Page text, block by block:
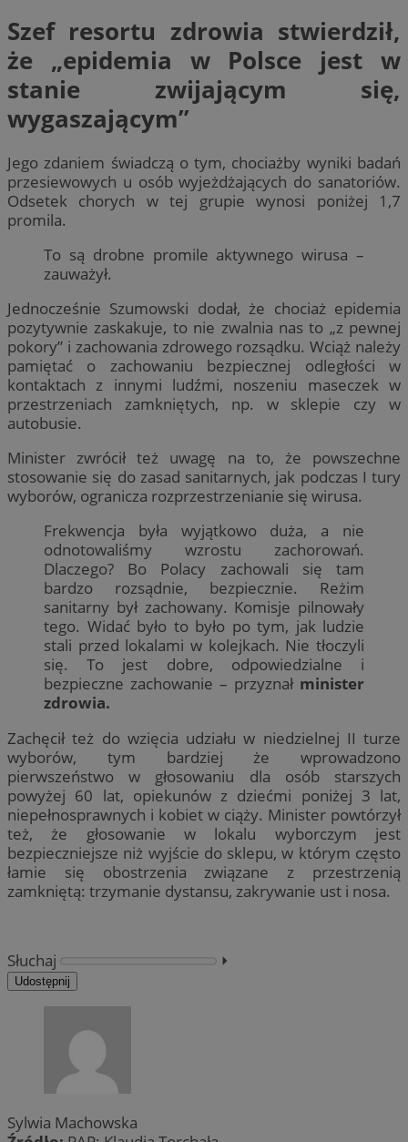
Szef resortu zdrowia stwierdził,
że „epidemia w Polsce jest w
stanie zwijającym się,
wygaszającym”
Jego zdaniem świadczą o tym, chociażby wyniki badań
przesiewowych u osób wyjeżdżających do sanatoriów.
Odsetek chorych w tej grupie wynosi poniżej 1,7
promila.
To są drobne promile aktywnego wirusa –
zauważył.
Jednocześnie Szumowski dodał, że chociaż epidemia
pozytywnie zaskakuje, to nie zwalnia nas to „z pewnej
pokory” i zachowania zdrowego rozsądku. Wciąż należy
pamiętać o zachowaniu bezpiecznej odległości w
kontaktach z innymi ludźmi, noszeniu maseczek w
przestrzeniach zamkniętych, np. w sklepie czy w
autobusie.
Minister zwrócił też uwagę na to, że powszechne
stosowanie się do zasad sanitarnych, jak podczas I tury
wyborów, ogranicza rozprzestrzenianie się wirusa.
Frekwencja była wyjątkowo duża, a nie
odnotowaliśmy wzrostu zachorowań.
Dlaczego? Bo Polacy zachowali się tam
bardzo rozsądnie, bezpiecznie. Reżim
sanitarny był zachowany. Komisje pilnowały
tego. Widać było to było po tym, jak ludzie
stali przed lokalami w kolejkach. Nie tłoczyli
się. To jest dobre, odpowiedzialne i
bezpieczne zachowanie – przyznał minister
zdrowia.
Zachęcił też do wzięcia udziału w niedzielnej II turze
wyborów, tym bardziej że wprowadzono
pierwszeństwo w głosowaniu dla osób starszych
powyżej 60 lat, opiekunów z dziećmi poniżej 3 lat,
niepełnosprawnych i kobiet w ciąży. Minister powtórzył
też, że głosowanie w lokalu wyborczym jest
bezpieczniejsze niż wyjście do sklepu, w którym często
łamie się obostrzenia związane z przestrzenią
zamkniętą: trzymanie dystansu, zakrywanie ust i nosa.
Słuchaj ⏵︎
Udostępnij
Sylwia Machowska